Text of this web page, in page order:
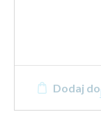
Dodaj